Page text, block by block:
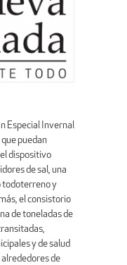
Especial Invernal
puedan
dispositivo
de sal, una
todoterreno y
el consistorio
de toneladas de
y de salud
alrededores de